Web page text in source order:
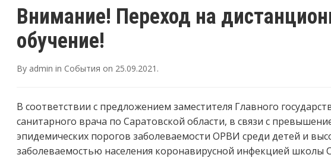
Внимание! Переход на
обучение!
By admin in События on 25.09.2021 .
В соответствии с предложением заместителя Главного
санитарного врача по Саратовской области, в связи с
эпидемических порогов заболеваемости ОРВИ среди детей и
заболеваемостью населения коронавирусной инфекцией школы